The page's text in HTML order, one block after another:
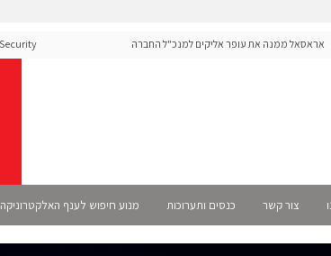
ממנה את עופר אליקים למנכ"ל החברה
צור קשר כנסים ותערוכות מנוע חיפוש לענף האלקטרוניקה